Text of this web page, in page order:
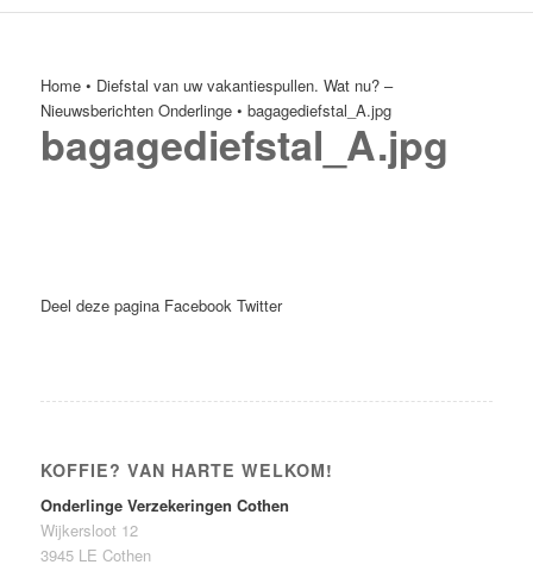
Home• Diefstal van uw vakantiespullen. Wat nu? –
Nieuwsberichten Onderlinge• bagagediefstal_A.jpg
bagagediefstal_A.jpg
Deel deze pagina Facebook Twitter
KOFFIE? VAN HARTE WELKOM!
Onderlinge Verzekeringen Cothen
Wijkersloot 12
3945 LE Cothen